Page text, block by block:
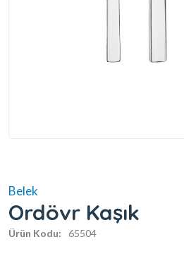
Belek
Ordövr Kaşık
Ürün Kodu: 65504